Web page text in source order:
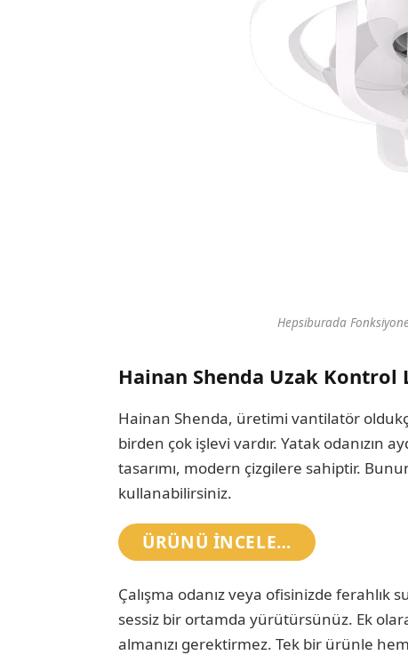
Hepsiburada
Hainan Shenda Uzak Kontrol
Hainan Shenda, üretimi vantilatör
birden çok işlevi vardır. Yatak odanızın
tasarımı, modern çizgilere sahiptir.
kullanabilirsiniz.
ÜRÜNÜ INCELE…
Çalışma odanız veya ofisinizde ferahlık
sessiz bir ortamda yürütürsünüz. Ek
almanızı gerektirmez. Tek bir ürünle